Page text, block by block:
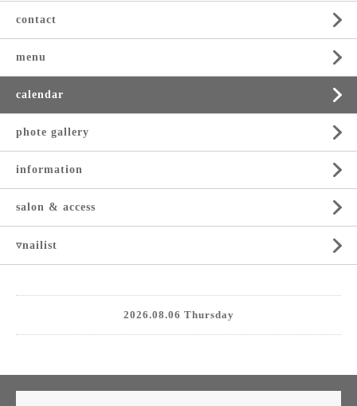
contact
menu
calendar
phote gallery
information
salon & access
▿nailist
2026.08.06 Thursday